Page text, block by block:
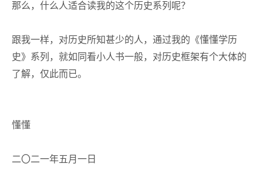
那么，什么人适合读我的这个历史系列呢？
跟我一样，对历史所知甚少的人，通过我的 《懂懂学历
史》 系列，就如同看小人书一般，对历史框架有个大体的
了解，仅此而已。
懂懂
二〇二一年五 月一日